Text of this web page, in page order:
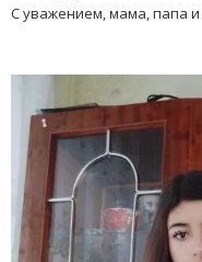
С уважением, мама, папа